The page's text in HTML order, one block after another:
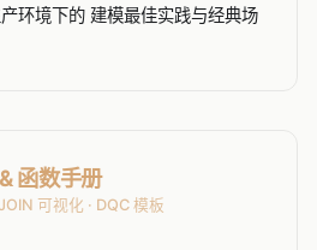
环境下的 建模最佳实践与经典场
函数手册
可视化 · DQC 模板